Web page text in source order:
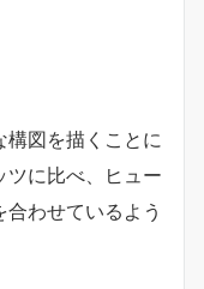
構図を描くことに
ツに比べ、ヒュー
わせているよう